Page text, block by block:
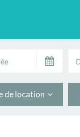
de location